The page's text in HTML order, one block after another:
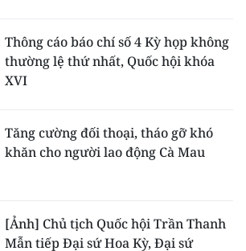
Thông cáo báo chí số 4 Kỳ họp không
thường lệ thứ nhất, Quốc hội khóa
XVI
Tăng cường đối thoại, tháo gỡ khó
khăn cho người lao động Cà Mau
[Ảnh] Chủ tịch Quốc hội Trần Thanh
Mẫn tiếp Đại sứ Hoa Kỳ, Đại sứ